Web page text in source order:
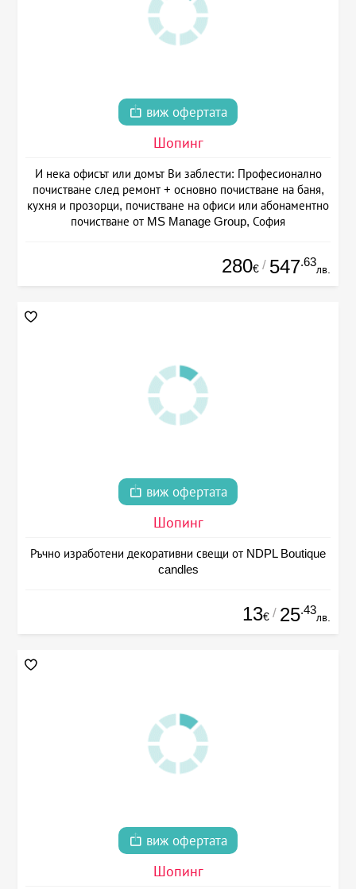
виж офертата
Шопинг
И нека офисът или домът Ви заблести: Професионално
почистване след ремонт + основно почистване на баня,
кухня и прозорци, почистване на офиси или абонаментно
почистване от MS Manage Group, София
280€ / 547.63
лв.
виж офертата
Шопинг
Ръчно изработени декоративни свещи от NDPL Boutique
candles
13€ / 25.43
лв.
виж офертата
Шопинг